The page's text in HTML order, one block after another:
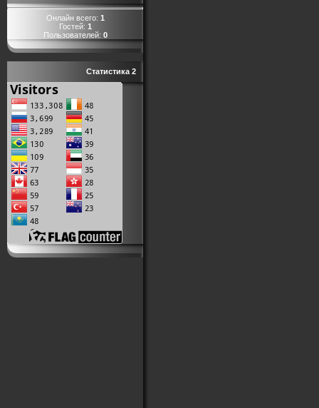
Онлайн всего: 1
Гостей: 1
Пользователей: 0
Статистика 2